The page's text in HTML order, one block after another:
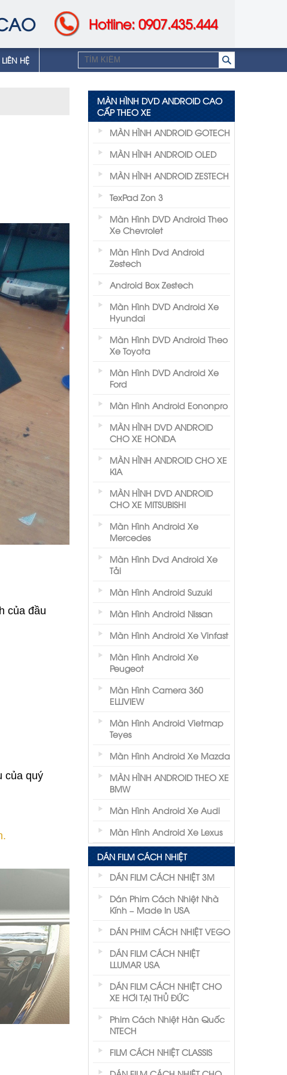
Hotline: 0907.435.444
LIÊN HỆ
của đầu
của quý
MÀN HÌNH DVD ANDROID CAO
CẤP THEO XE
MÀN HÌNH ANDROID GOTECH
MÀN HÌNH ANDROID OLED
MÀN HÌNH ANDROID ZESTECH
TexPad Zon 3
Màn Hình DVD Android Theo
Xe Chevrolet
Màn Hình Dvd Android
Zestech
Android Box Zestech
Màn Hình DVD Android Xe
Hyundai
Màn Hình DVD Android Theo
Xe Toyota
Màn Hình DVD Android Xe
Ford
Màn Hình Android Eononpro
MÀN HÌNH DVD ANDROID
CHO XE HONDA
MÀN HÌNH ANDROID CHO XE
KIA
MÀN HÌNH DVD ANDROID
CHO XE MITSUBISHI
Màn Hình Android Xe
Mercedes
Màn Hình Dvd Android Xe
Tải
Màn Hình Android Suzuki
Màn Hình Android Nissan
Màn Hình Android Xe Vinfast
Màn Hình Android Xe
Peugeot
Màn Hình Camera 360
ELLIVIEW
Màn Hình Android Vietmap
Teyes
Màn Hình Android Xe Mazda
MÀN HÌNH ANDROID THEO XE
BMW
Màn Hình Android Xe Audi
Màn Hình Android Xe Lexus
DÁN FILM CÁCH NHIỆT
DÁN FILM CÁCH NHIỆT 3M
Dán Phim Cách Nhiệt Nhà
Kính – Made In USA
DÁN PHIM CÁCH NHIỆT VEGO
DÁN FILM CÁCH NHIỆT
LLUMAR USA
DÁN FILM CÁCH NHIỆT CHO
XE HƠI TẠI THỦ ĐỨC
Phim Cách Nhiệt Hàn Quốc
NTECH
FILM CÁCH NHIỆT CLASSIS